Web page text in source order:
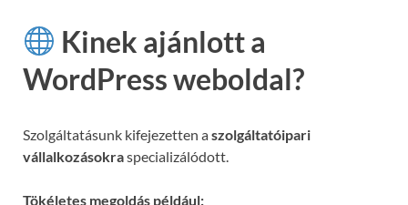
Kinek ajánlott a
WordPress weboldal?
Szolgáltatásunk kifejezetten aszolgáltatóipari
vállalkozásokraspecializálódott.
Tökéletes megoldás például: